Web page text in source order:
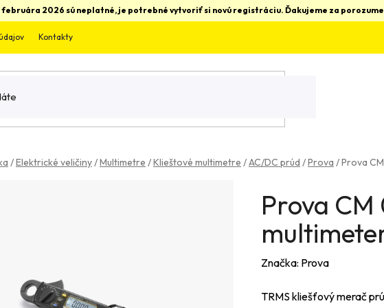
2026 sú neplatné, je potrebné vytvoriť si novú registráciu. Ďakujeme za
Kontakty
/Elektrické veličiny/Multimetre /Klieštové multimetre /AC/DC prúd /Prova /Prova
Prova
Značka: Prova
TRMS kliešťový merač